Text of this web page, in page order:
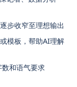
步收窄至理想输出
模板，帮助AI理解
数和语气要求